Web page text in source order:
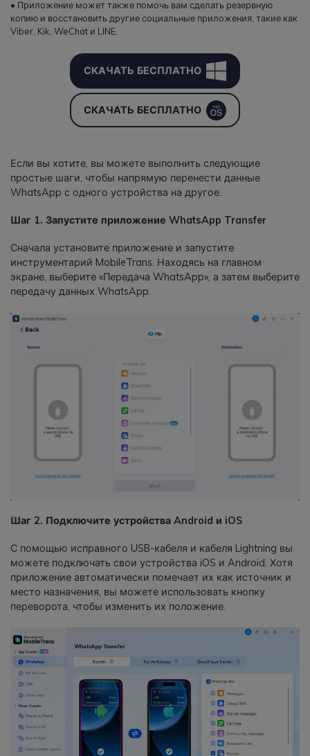
• Приложение может также помочь вам сделать резервную
копию и восстановить другие социальные приложения, такие как
Viber, Kik, WeChat и LINE.
СКАЧАТЬ БЕСПЛАТНО
СКАЧАТЬ БЕСПЛАТНО
Если вы хотите, вы можете выполнить следующие
простые шаги, чтобы напрямую перенести данные
WhatsApp с одного устройства на другое.
Шаг 1. Запустите приложение WhatsApp Transfer
Сначала установите приложение и запустите
инструментарий MobileTrans. Находясь на главном
экране, выберите «Передача WhatsApp», а затем выберите
передачу данных WhatsApp.
Шаг 2. Подключите устройства Android и iOS
С помощью исправного USB-кабеля и кабеля Lightning вы
можете подключать свои устройства iOS и Android. Хотя
приложение автоматически помечает их как источник и
место назначения, вы можете использовать кнопку
переворота, чтобы изменить их положение.